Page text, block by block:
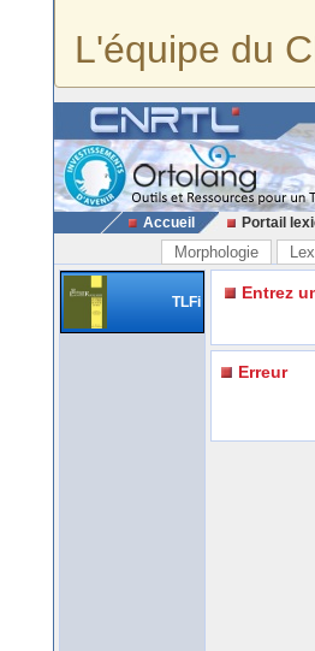
L'équipe du
Accueil Portail
Morphologie
TLFi Entrez
Erreur